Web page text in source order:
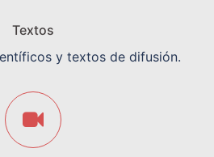
Textos
y textos de difusión.